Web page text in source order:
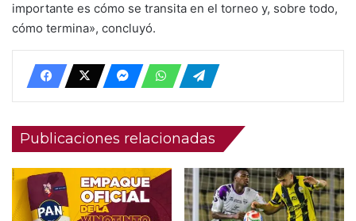
importante es cómo se transita en el torneo y, sobre todo,
cómo termina», concluyó.
Publicaciones relacionadas